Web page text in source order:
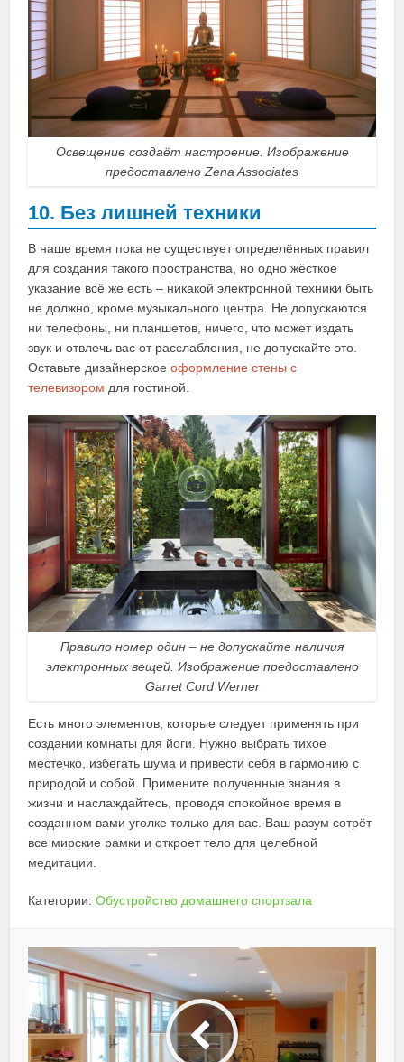
Освещение создаёт настроение. Изображение
предоставлено Zena Associates
10. Без лишней техники
В наше время пока не существует определённых правил
для создания такого пространства, но одно жёсткое
указание всё же есть – никакой электронной техники быть
не должно, кроме музыкального центра. Не допускаются
ни телефоны, ни планшетов, ничего, что может издать
звук и отвлечь вас от расслабления, не допускайте это.
Оставьте дизайнерскоеоформление стены с
телевизором для гостиной.
Правило номер один – не допускайте наличия
электронных вещей. Изображение предоставлено
Garret Cord Werner
Есть много элементов, которые следует применять при
создании комнаты для йоги. Нужно выбрать тихое
местечко, избегать шума и привести себя в гармонию с
природой и собой. Примените полученные знания в
жизни и наслаждайтесь, проводя спокойное время в
созданном вами уголке только для вас. Ваш разум сотрёт
все мирские рамки и откроет тело для целебной
медитации.
Категории:Обустройство домашнего спортзала